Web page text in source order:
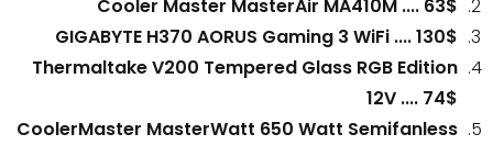
Cooler Master MasterAir MA410M .... 63$
GIGABYTE H370 AORUS Gaming 3 WiFi .... 130$
Thermaltake V200 Tempered Glass RGB Edition
12V .... 74$
CoolerMaster MasterWatt 650 Watt Semifanless